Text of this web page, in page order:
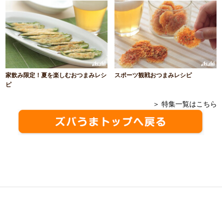
家飲み限定！夏を楽しむおつまみレシ
ピ
スポーツ観戦おつまみレシピ
＞ 特集一覧はこちら